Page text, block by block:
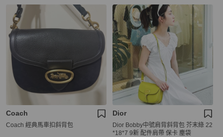
Coach
Coach 經典馬車扣斜背包
Dior
Dior Bobby中號肩背斜背包 芥末綠 22
*18*7 9新 配件肩帶 保卡 塵袋